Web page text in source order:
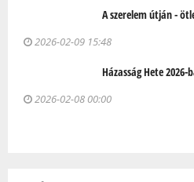
A szerelem útján -
2026-02-09 15:48
Házasság Hete 2026-
2026-02-08 00:00